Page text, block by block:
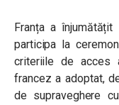
Franța a
participa la
criteriile de acces
francez a adoptat,
de supraveghere